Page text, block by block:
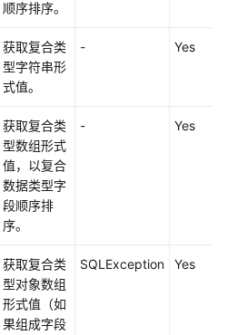
顺序排序。
获取复合类
型字符串形
式值。
- Yes
获取复合类
型数组形式
值，以复合
数据类型字
段顺序排
序。
- Yes
获取复合类
型对象数组
形式值（如
果组成字段
SQLException Yes